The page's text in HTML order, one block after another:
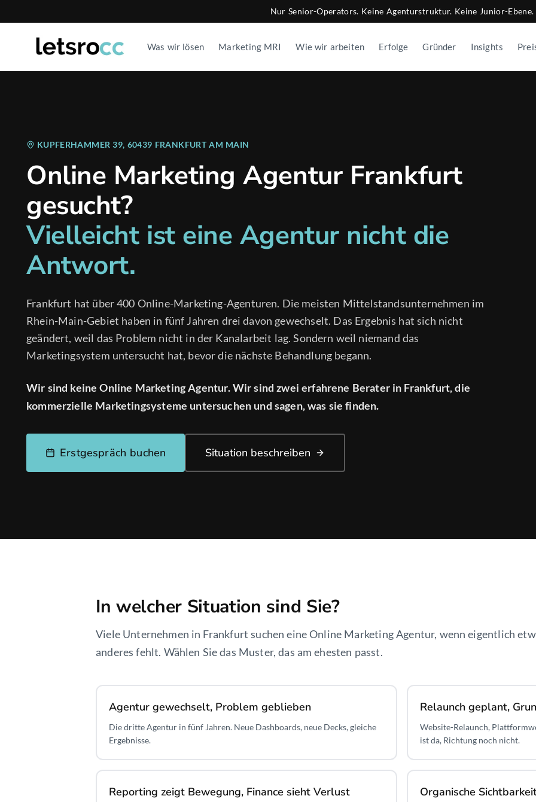
Nur Senior-Operators. Keine Agenturstruktur. Keine Junior-Ebene.
Was wir lösen Marketing MRI Wie wir arbeiten Erfolge Gründer Insights
KUPFERHAMMER 39, 60439 FRANKFURT AM MAIN
Online Marketing Agentur Frankfurt
gesucht?
Vielleicht ist eine Agentur nicht die
Antwort.
Frankfurt hat über 400 Online-Marketing-Agenturen. Die meisten Mittelstandsunternehmen im
Rhein-Main-Gebiet haben in fünf Jahren drei davon gewechselt. Das Ergebnis hat sich nicht
geändert, weil das Problem nicht in der Kanalarbeit lag. Sondern weil niemand das
Marketingsystem untersucht hat, bevor die nächste Behandlung begann.
Wir sind keine Online Marketing Agentur. Wir sind zwei erfahrene Berater in Frankfurt, die
kommerzielle Marketingsysteme untersuchen und sagen, was sie finden.
Erstgespräch buchen Situation beschreiben
In welcher Situation sind Sie?
Viele Unternehmen in Frankfurt suchen eine Online Marketing Agentur, wenn eigentlich
anderes fehlt. Wählen Sie das Muster, das am ehesten passt.
Agentur gewechselt, Problem geblieben
Die dritte Agentur in fünf Jahren. Neue Dashboards, neue Decks, gleiche
Ergebnisse.
Relaunch geplant,
Website-Relaunch,
ist da, Richtung noch nicht.
Reporting zeigt Bewegung, Finance sieht Verlust Organische